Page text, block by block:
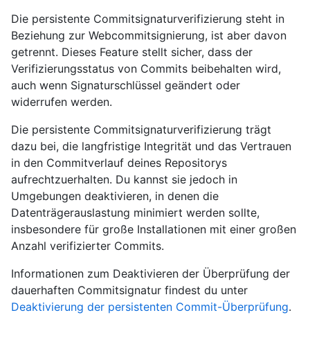
Die persistente Commitsignaturverifizierung steht in
Beziehung zur Webcommitsignierung, ist aber davon
getrennt. Dieses Feature stellt sicher, dass der
Verifizierungsstatus von Commits beibehalten wird,
auch wenn Signaturschlüssel geändert oder
widerrufen werden.
Die persistente Commitsignaturverifizierung trägt
dazu bei, die langfristige Integrität und das Vertrauen
in den Commitverlauf deines Repositorys
aufrechtzuerhalten. Du kannst sie jedoch in
Umgebungen deaktivieren, in denen die
Datenträgerauslastung minimiert werden sollte,
insbesondere für große Installationen mit einer großen
Anzahl verifizierter Commits.
Informationen zum Deaktivieren der Überprüfung der
dauerhaften Commitsignatur findest du unter
Deaktivierung der persistenten Commit-Überprüfung.